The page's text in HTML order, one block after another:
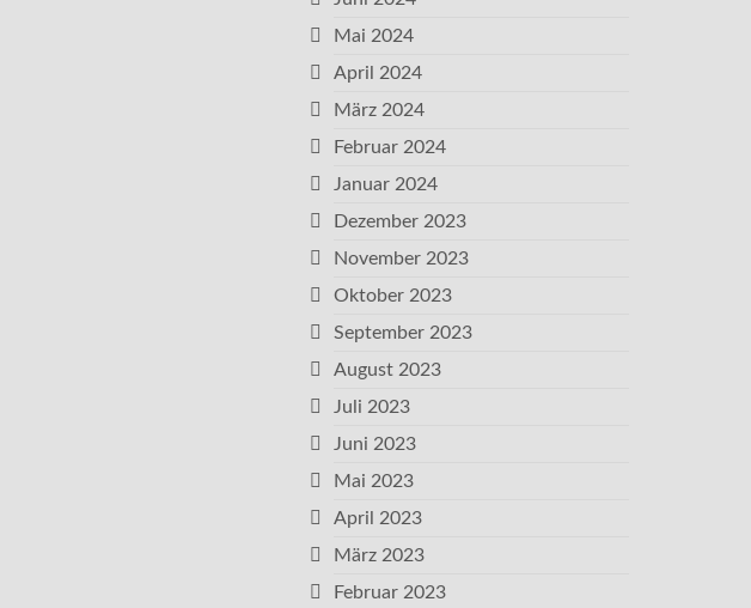
Mai 2024
April 2024
März 2024
Februar 2024
Januar 2024
Dezember 2023
November 2023
Oktober 2023
September 2023
August 2023
Juli 2023
Juni 2023
Mai 2023
April 2023
März 2023
Februar 2023